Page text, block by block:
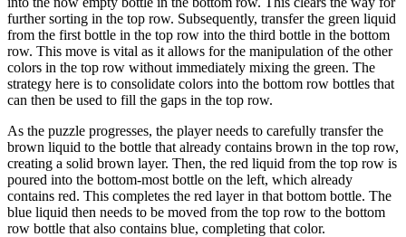
further sorting in the top row. Subsequently, transfer the green liquid
from the first bottle in the top row into the third bottle in the bottom
row. This move is vital as it allows for the manipulation of the other
colors in the top row without immediately mixing the green. The
strategy here is to consolidate colors into the bottom row bottles that
can then be used to fill the gaps in the top row.
As the puzzle progresses, the player needs to carefully transfer the
brown liquid to the bottle that already contains brown in the top row,
creating a solid brown layer. Then, the red liquid from the top row is
poured into the bottom-most bottle on the left, which already
contains red. This completes the red layer in that bottom bottle. The
blue liquid then needs to be moved from the top row to the bottom
row bottle that also contains blue, completing that color.